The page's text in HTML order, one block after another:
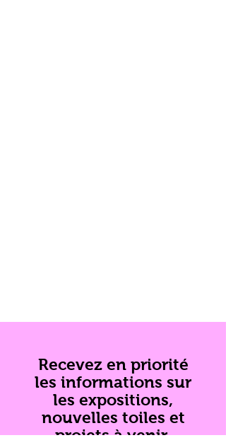
Recevez en priorité
les informations sur
les expositions,
nouvelles toiles et
projets à venir.